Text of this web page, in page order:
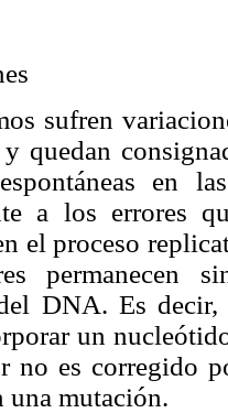
sufren
y quedan
en
a los errores
el proceso
permanecen
DNA. Es
un
no es corregido
una mutación.